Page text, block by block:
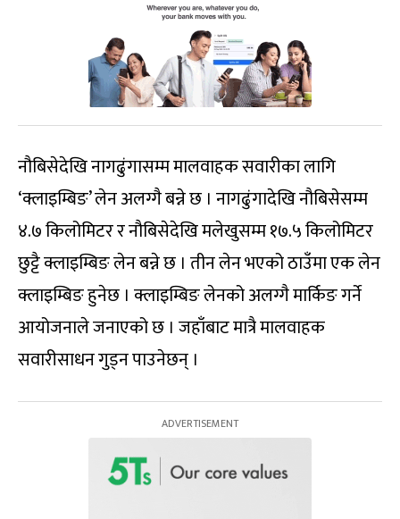
नौबिसेदेखि नागढुंगासम्म मालवाहक सवारीका लागि
‘क्लाइम्बिङ’ लेन अलग्गै बन्ने छ । नागढुंगादेखि नौबिसेसम्म
४.७ किलोमिटर र नौबिसेदेखि मलेखुसम्म १७.५ किलोमिटर
छुट्टै क्लाइम्बिङ लेन बन्ने छ । तीन लेन भएको ठाउँमा एक लेन
क्लाइम्बिङ हुनेछ । क्लाइम्बिङ लेनको अलग्गै मार्किङ गर्ने
आयोजनाले जनाएको छ । जहाँबाट मात्रै मालवाहक
सवारीसाधन गुड्न पाउनेछन् ।